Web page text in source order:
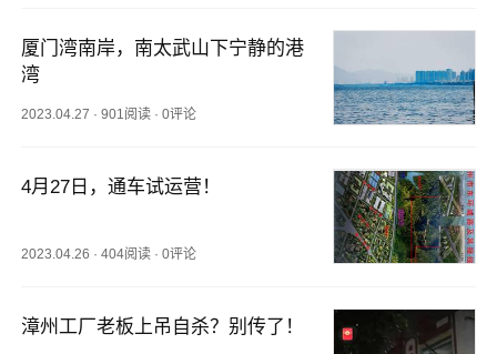
厦门湾南岸，南太武山下宁静的港
湾
2023.04.27 ·901阅读 ·0评论
4月27日，通车试运营！
2023.04.26 ·404阅读 ·0评论
漳州工厂老板上吊自杀？别传了！